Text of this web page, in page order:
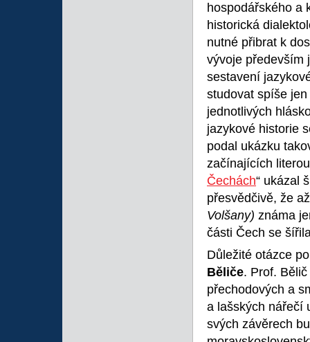
hospodářského a
historická
nutné přibrat k
vývoje především
sestavení
studovat spíše
jednotlivých
jazykové historie
podal ukázku
začínajících
Čechách“ ukázal
přesvědčivě, že
Volšany) známa
části Čech se
Důležité otázce
Běliče. Prof.
přechodových a
a lašských nářečí
svých závěrech